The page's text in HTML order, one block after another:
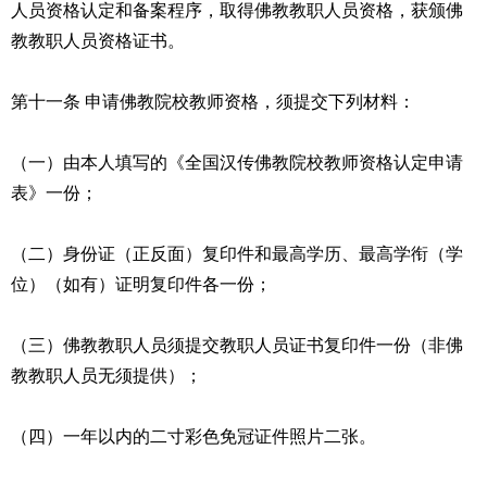
人员资格认定和备案程序，取得佛教教职人员资格，获颁佛
教教职人员资格证书。
第十一条 申请佛教院校教师资格，须提交下列材料：
（一）由本人填写的《全国汉传佛教院校教师资格认定申请
表》一份；
（二）身份证（正反面）复印件和最高学历、最高学衔（学
位）（如有）证明复印件各一份；
（三）佛教教职人员须提交教职人员证书复印件一份（非佛
教教职人员无须提供）；
（四）一年以内的二寸彩色免冠证件照片二张。